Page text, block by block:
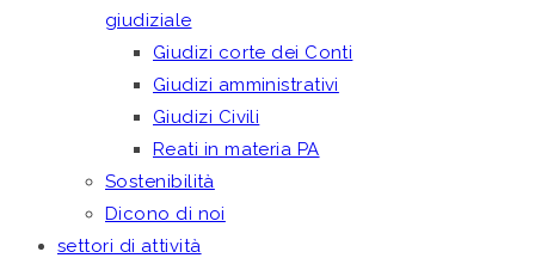
giudiziale
Giudizi corte dei Conti
Giudizi amministrativi
Giudizi Civili
Reati in materia PA
Sostenibilità
Dicono di noi
settori di attività